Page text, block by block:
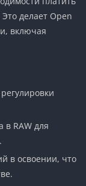
делает Open
включая
в RAW для
в освоении, что